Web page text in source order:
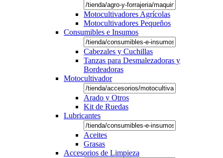
Motocultivadores Agrícolas
Motocultivadores Pequeños
Consumibles e Insumos
Cabezales y Cuchillas
Tanzas para Desmalezadoras y
Bordeadoras
Motocultivador
Arado y Otros
Kit de Ruedas
Lubricantes
Aceites
Grasas
Accesorios de Limpieza